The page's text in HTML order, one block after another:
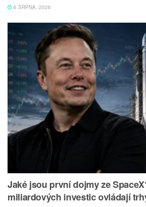
6 SRPNA, 2026
Jaké jsou první dojmy ze
miliardových investic ovládají